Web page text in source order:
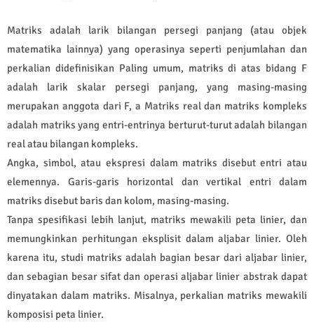
Matriks adalah larik bilangan persegi panjang (atau objek
matematika lainnya) yang operasinya seperti penjumlahan dan
perkalian didefinisikan Paling umum, matriks di atas bidang F
adalah larik skalar persegi panjang, yang masing-masing
merupakan anggota dari F, a Matriks real dan matriks kompleks
adalah matriks yang entri-entrinya berturut-turut adalah bilangan
real atau bilangan kompleks.
Angka, simbol, atau ekspresi dalam matriks disebut entri atau
elemennya. Garis-garis horizontal dan vertikal entri dalam
matriks disebut baris dan kolom, masing-masing.
Tanpa spesifikasi lebih lanjut, matriks mewakili peta linier, dan
memungkinkan perhitungan eksplisit dalam aljabar linier. Oleh
karena itu, studi matriks adalah bagian besar dari aljabar linier,
dan sebagian besar sifat dan operasi aljabar linier abstrak dapat
dinyatakan dalam matriks. Misalnya, perkalian matriks mewakili
komposisi peta linier.